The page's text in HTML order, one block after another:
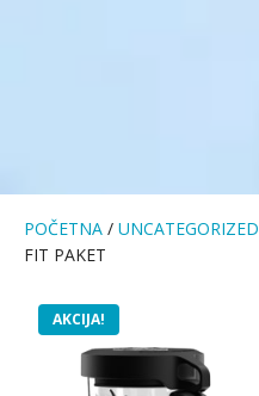
POČETNA / UNCATEGORIZED
FIT PAKET
AKCIJA!